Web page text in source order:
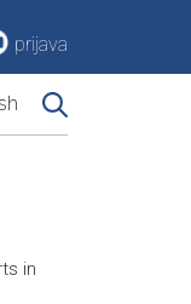
prijava
in